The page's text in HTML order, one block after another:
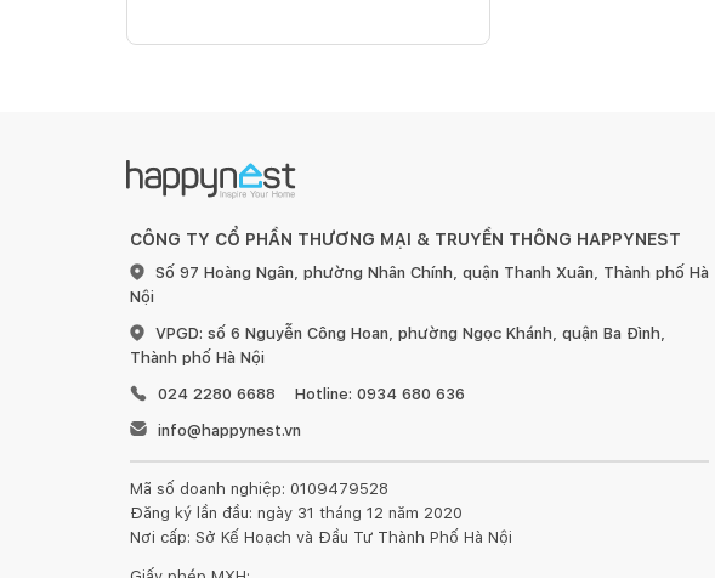
CÔNG TY CỔ PHẦN THƯƠNG MẠI & TRUYỀN THÔNG HAPPYNEST
Số 97 Hoàng Ngân, phường Nhân Chính, quận Thanh Xuân, Thành phố Hà
Nội
VPGD: số 6 Nguyễn Công Hoan, phường Ngọc Khánh, quận Ba Đình,
Thành phố Hà Nội
024 2280 6688
Hotline: 0934 680 636
info@happynest.vn
Mã số doanh nghiệp: 0109479528
Đăng ký lần đầu: ngày 31 tháng 12 năm 2020
Nơi cấp: Sở Kế Hoạch và Đầu Tư Thành Phố Hà Nội